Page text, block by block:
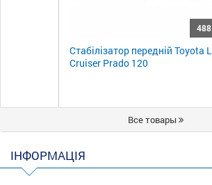
Стабілізатор передній Toyota
Cruiser Prado 120
Все товары
ІНФОРМАЦІЯ